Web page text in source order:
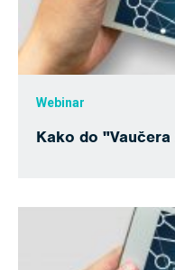
Webinar
Kako do